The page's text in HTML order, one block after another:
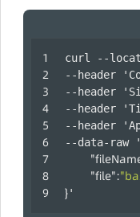
curl --
--header
--header
--header
--header
--data-raw '
"file":
}'